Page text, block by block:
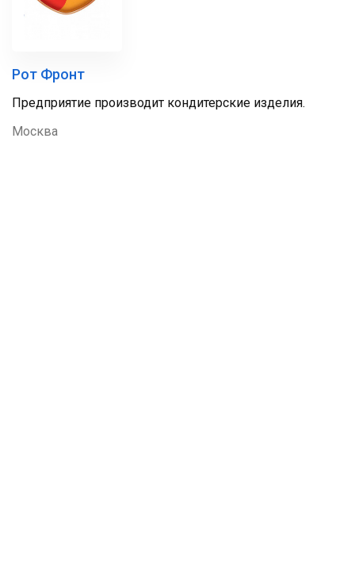
Рот Фронт
Предприятие производит кондитерские изделия.
Москва